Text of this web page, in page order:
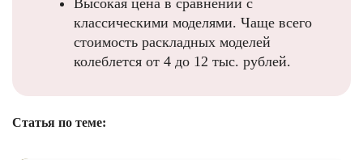
Высокая цена в сравнении с
классическими моделями. Чаще всего
стоимость раскладных моделей
колеблется от 4 до 12 тыс. рублей.
Статья по теме: